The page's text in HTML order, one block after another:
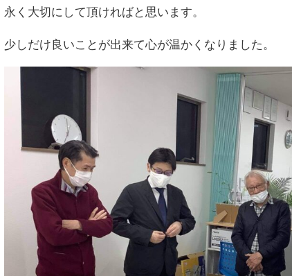
永く大切にして頂ければと思います。
少しだけ良いことが出来て心が温かくなりました。